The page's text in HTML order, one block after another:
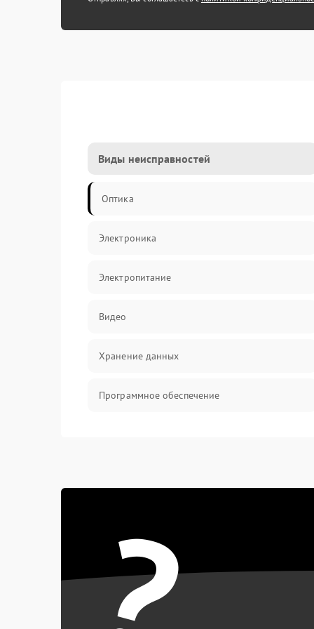
Виды неисправностей
Оптика
Электроника
Электропитание
Видео
Хранение данных
Программное обеспечение